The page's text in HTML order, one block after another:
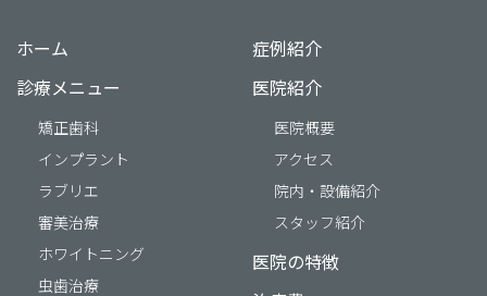
ホーム
診療メニュー
矯正歯科
インプラント
ラブリエ
審美治療
ホワイトニング
虫歯治療
症例紹介
医院紹介
医院概要
アクセス
院内・設備紹介
スタッフ紹介
医院の特徴